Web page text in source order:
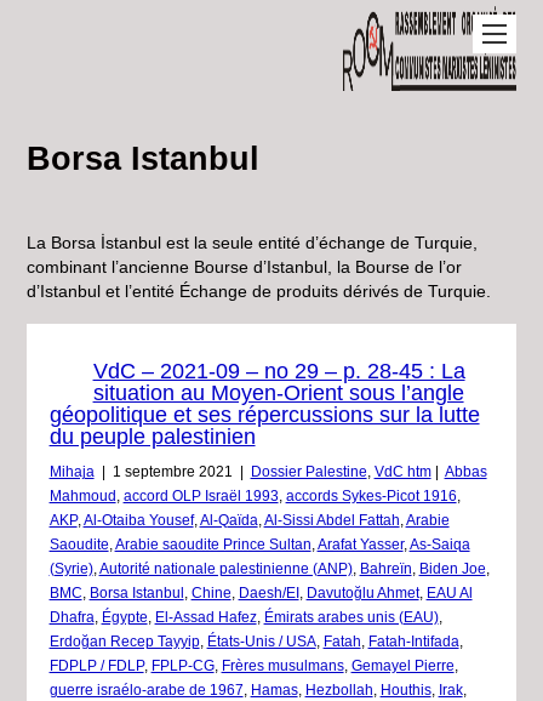
Borsa Istanbul
La Borsa İstanbul est la seule entité d’échange de Turquie,
combinant l’ancienne Bourse d’Istanbul, la Bourse de l’or
d’Istanbul et l’entité Échange de produits dérivés de Turquie.
VdC – 2021-09 – no 29 – p. 28-45 : La
situation au Moyen-Orient sous l’angle
géopolitique et ses répercussions sur la lutte
du peuple palestinien
Mihaja 1 septembre 2021 Dossier Palestine VdC htm
Abbas
Mahmoud
accord OLP Israël 1993, accords Sykes-Picot 1916
AKP, Al-Otaiba Yousef, Al-Qaïda Al-Sissi Abdel Fattah Arabie
Saoudite Arabie saoudite Prince Sultan Arafat Yasser, As-Saiqa
(Syrie), Autorité nationale palestinienne (ANP), Bahreïn Biden Joe
BMC
Borsa Istanbul Chine Daesh/EI Davutoğlu Ahmet, EAU Al
Dhafra
Égypte El-Assad Hafez, Émirats arabes unis (EAU),
Erdoğan Recep Tayyip, États-Unis / USA, Fatah Fatah-Intifada
FDPLP / FDLP, FPLP-CG, Frères musulmans, Gemayel Pierre
guerre israélo-arabe de 1967
Hamas, Hezbollah Houthis, Irak,